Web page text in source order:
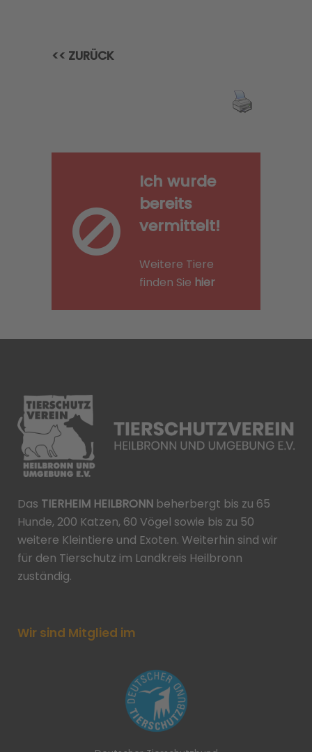
<< ZURÜCK
Ich wurde
bereits
vermittelt!
Weitere Tiere
finden Sie hier
Das TIERHEIM HEILBRONN beherbergt bis zu 65
Hunde, 200 Katzen, 60 Vögel sowie bis zu 50
weitere Kleintiere und Exoten. Weiterhin sind wir
für den Tierschutz im Landkreis Heilbronn
zuständig.
Wir sind Mitglied im